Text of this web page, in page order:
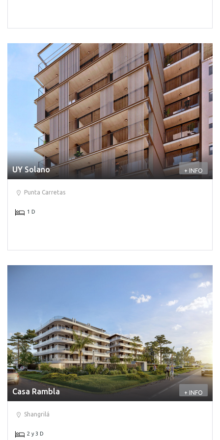
UY Solano + INFO
Punta Carretas
1 D
Casa Rambla + INFO
Shangrilá
2 y 3 D